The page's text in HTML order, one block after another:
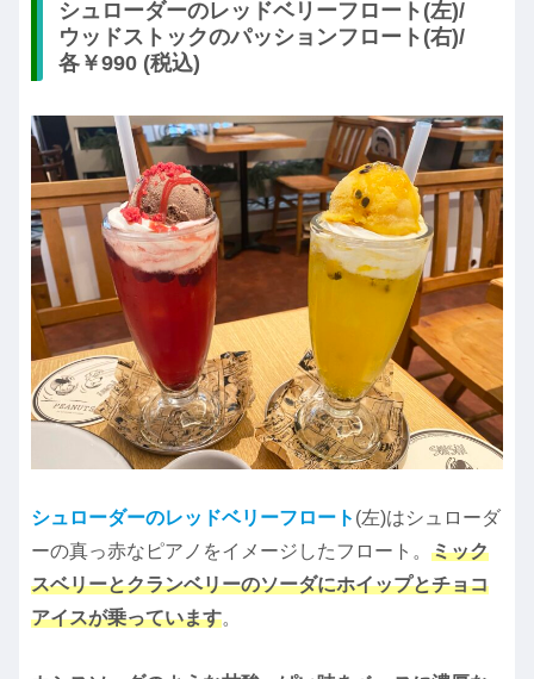
シュローダーのレッドベリーフロート(左)/
ウッドストックのパッションフロート(右)/
各￥990 (税込)
シュローダーのレッドベリーフロート (左)はシュローダ
ーの真っ赤なピアノをイメージしたフロート。 ミック
スベリーとクランベリーのソーダにホイップとチョコ
アイスが乗っています。